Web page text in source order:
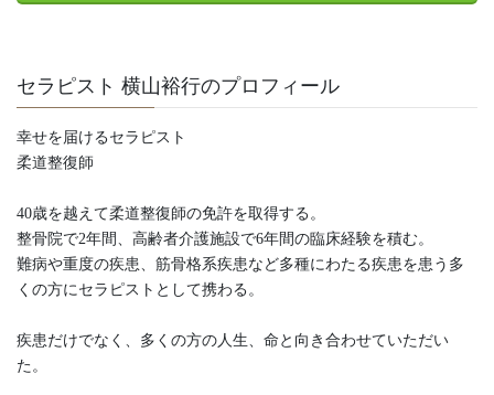
セラピスト 横山裕行のプロフィール
幸せを届けるセラピスト
柔道整復師
40歳を越えて柔道整復師の免許を取得する。
整骨院で2年間、高齢者介護施設で6年間の臨床経験を積む。
難病や重度の疾患、筋骨格系疾患など多種にわたる疾患を患う多
くの方にセラピストとして携わる。
疾患だけでなく、多くの方の人生、命と向き合わせていただい
た。